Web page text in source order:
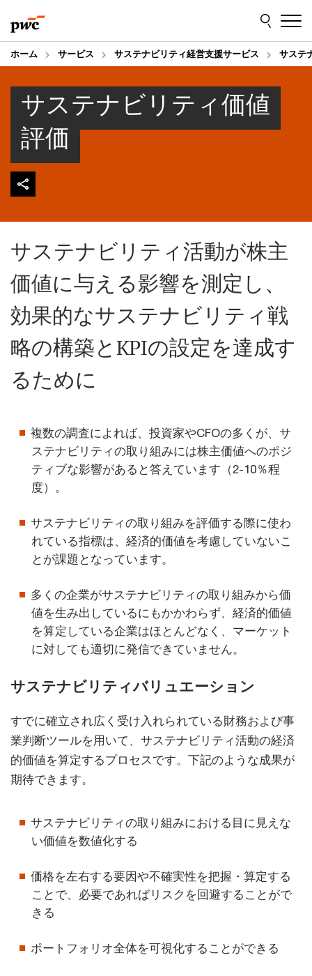
to
content
to
footer
ホーム サービス サステナビリティ経営支援サービス サステ
サステナビリティ価値
評価
サステナビリティ活動が株主
価値に与える影響を測定し、
効果的なサステナビリティ戦
略の構築とKPIの設定を達成す
るために
複数の調査によれば、投資家やCFOの多くが、サ
ステナビリティの取り組みには株主価値へのポジ
ティブな影響があると答えています（2-10％程
度）。
サステナビリティの取り組みを評価する際に使わ
れている指標は、経済的価値を考慮していないこ
とが課題となっています。
多くの企業がサステナビリティの取り組みから価
値を生み出しているにもかかわらず、経済的価値
を算定している企業はほとんどなく、マーケット
に対しても適切に発信できていません。
サステナビリティバリュエーション
すでに確立され広く受け入れられている財務および事
業判断ツールを用いて、サステナビリティ活動の経済
的価値を算定するプロセスです。下記のような成果が
期待できます。
サステナビリティの取り組みにおける目に見えな
い価値を数値化する
価格を左右する要因や不確実性を把握・算定する
ことで、必要であればリスクを回避することがで
きる
ポートフォリオ全体を可視化することができる